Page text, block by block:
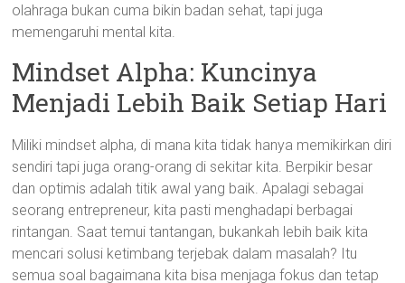
olahraga bukan cuma bikin badan sehat, tapi juga
memengaruhi mental kita.
Mindset Alpha: Kuncinya
Menjadi Lebih Baik Setiap Hari
Miliki mindset alpha, di mana kita tidak hanya memikirkan diri
sendiri tapi juga orang-orang di sekitar kita. Berpikir besar
dan optimis adalah titik awal yang baik. Apalagi sebagai
seorang entrepreneur, kita pasti menghadapi berbagai
rintangan. Saat temui tantangan, bukankah lebih baik kita
mencari solusi ketimbang terjebak dalam masalah? Itu
semua soal bagaimana kita bisa menjaga fokus dan tetap